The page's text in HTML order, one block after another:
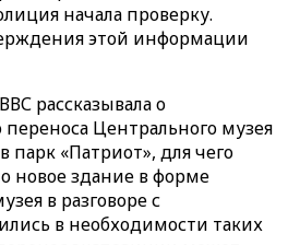
начала проверку.
этой информации
рассказывала о
Центрального музея
«Патриот», для чего
новое здание в форме
в разговоре с
в необходимости таких